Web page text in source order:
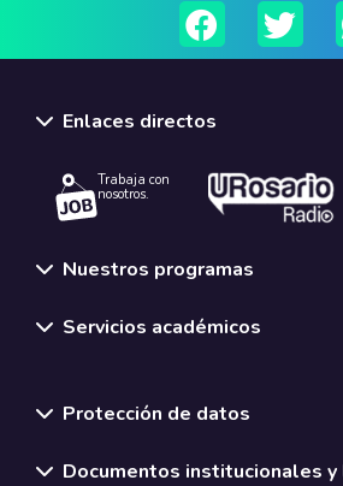
Enlaces directos
Trabaja con
nosotros.
Nuestros programas
Servicios académicos
Protección de datos
Documentos institucionales